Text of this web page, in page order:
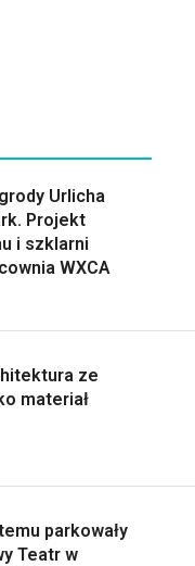
Urlicha
Projekt
i szklarni
WXCA
ze
materiał
parkowały
Teatr w